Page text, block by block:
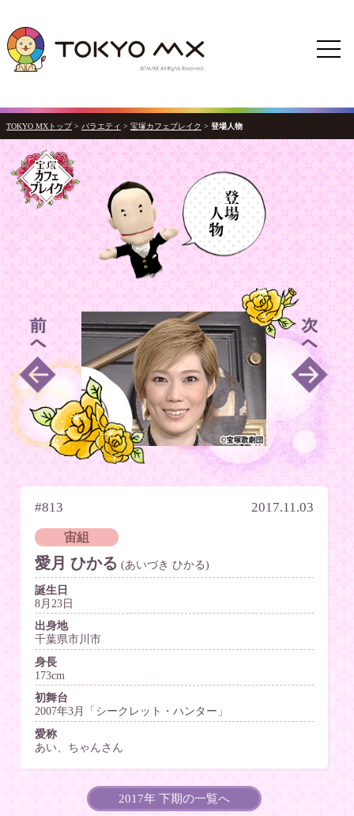
TOKYO MXトップ> バラエティ > 宝塚カフェブレイク > 登場人物
#813 2017.11.03
宙組
愛月 ひかる (あいづき ひかる)
誕生日
8月23日
出身地
千葉県市川市
身長
173cm
初舞台
2007年3月「シークレット・ハンター」
愛称
あい、ちゃんさん
2017年 下期の一覧へ